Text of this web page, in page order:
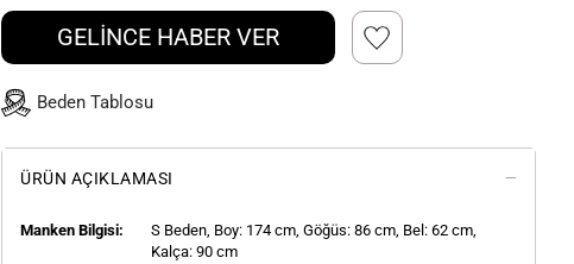
GELİNCE HABER VER
Beden Tablosu
ÜRÜN AÇIKLAMASI
Manken Bilgisi: S Beden, Boy: 174 cm, Göğüs: 86 cm, Bel: 62 cm,
Kalça: 90 cm